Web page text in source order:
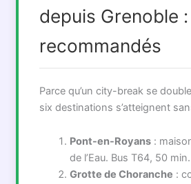
depuis Grenoble
recommandés
Parce qu’un city-break se
six destinations s’atteignent
Pont-en-Royans:
de l’Eau. Bus T64, 50 min.
Grotte de Choranche :